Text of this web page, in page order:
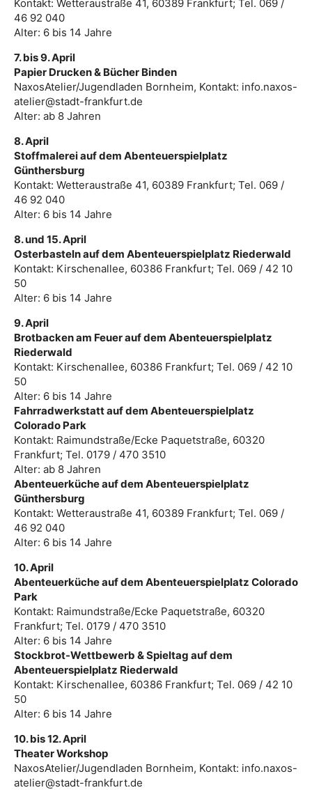
Kontakt: Wetteraustraße 41, 60389 Frankfurt; Tel. 069 /
46 92 040
Alter: 6 bis 14 Jahre
7. bis 9. April
Papier Drucken & Bücher Binden
NaxosAtelier/Jugendladen Bornheim, Kontakt: info.naxos-
atelier@stadt-frankfurt.de
Alter: ab 8 Jahren
8. April
Stoffmalerei auf dem Abenteuerspielplatz
Günthersburg
Kontakt: Wetteraustraße 41, 60389 Frankfurt; Tel. 069 /
46 92 040
Alter: 6 bis 14 Jahre
8. und 15. April
Osterbasteln auf dem Abenteuerspielplatz Riederwald
Kontakt: Kirschenallee, 60386 Frankfurt; Tel. 069 / 42 10
50
Alter: 6 bis 14 Jahre
9. April
Brotbacken am Feuer auf dem Abenteuerspielplatz
Riederwald
Kontakt: Kirschenallee, 60386 Frankfurt; Tel. 069 / 42 10
50
Alter: 6 bis 14 Jahre
Fahrradwerkstatt auf dem Abenteuerspielplatz
Colorado Park
Kontakt: Raimundstraße/Ecke Paquetstraße, 60320
Frankfurt; Tel. 0179 / 470 3510
Alter: ab 8 Jahren
Abenteuerküche auf dem Abenteuerspielplatz
Günthersburg
Kontakt: Wetteraustraße 41, 60389 Frankfurt; Tel. 069 /
46 92 040
Alter: 6 bis 14 Jahre
10. April
Abenteuerküche auf dem Abenteuerspielplatz Colorado
Park
Kontakt: Raimundstraße/Ecke Paquetstraße, 60320
Frankfurt; Tel. 0179 / 470 3510
Alter: 6 bis 14 Jahre
Stockbrot-Wettbewerb & Spieltag auf dem
Abenteuerspielplatz Riederwald
Kontakt: Kirschenallee, 60386 Frankfurt; Tel. 069 / 42 10
50
Alter: 6 bis 14 Jahre
10. bis 12. April
Theater Workshop
NaxosAtelier/Jugendladen Bornheim, Kontakt: info.naxos-
atelier@stadt-frankfurt.de